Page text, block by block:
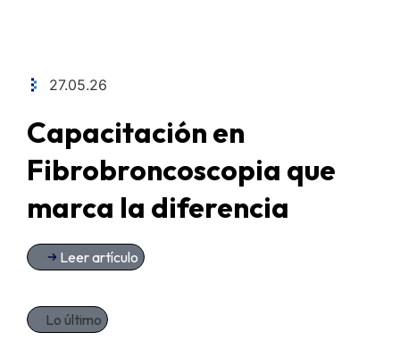
27.05.26
Capacitación en
Fibrobroncoscopia que
marca la diferencia
Leer artículo
Lo último